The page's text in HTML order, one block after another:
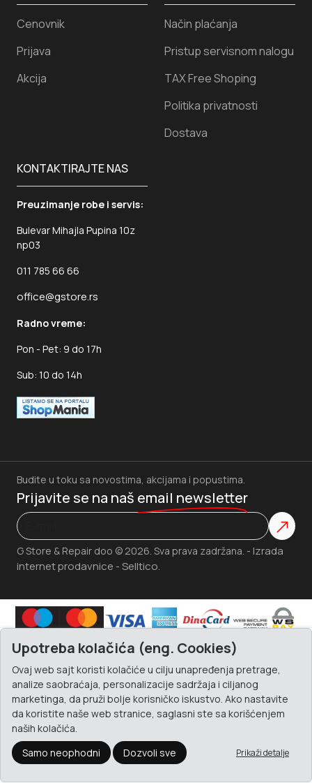
Način plaćanja
Pristup servisnom nalogu
TAX Free Shoping
Politika privatnosti
Dostava
KONTAKTIRAJTE NAS
Preuzimanje robe i servis:
Bulevar Mihajla Pupina 10z
np03
011 785 66 66
office@gstore.rs
Radno vreme:
Pon - Pet: 9 do 17h
Sub: 10 do 14h
Cenovnik
Prijava
Akcija
G Store & Repair doo © 2026. Sva prava zadržana. - Izrada
internet prodavnice - Selltico.
Budite u toku sa novostima, akcijama i popustima.
Prijavite se na naš email newsletter
Upotreba kolačića (eng. Cookies)
Ovaj web sajt koristi kolačiće u cilju unapređenja pretrage,
analize saobraćaja, personalizacije sadržaja i ciljanog
marketinga, da pruži bolje korisničko iskustvo. Ako nastavite
da koristite naše web stranice, saglasni ste sa korišćenjem
naših kolačića.
Samo neophodni
Dozvoli sve Prikaži detalje